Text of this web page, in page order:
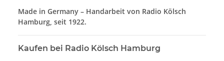
Made in Germany – Handarbeit von Radio Kölsch
Hamburg, seit 1922.
Kaufen bei Radio Kölsch Hamburg